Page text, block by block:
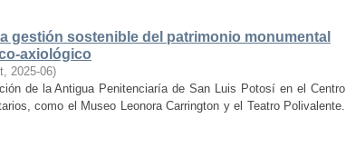
gestión sostenible del patrimonio monumental
axiológico
, 2025-06)
de la Antigua Penitenciaría de San Luis Potosí en el Centro
como el Museo Leonora Carrington y el Teatro Polivalente.